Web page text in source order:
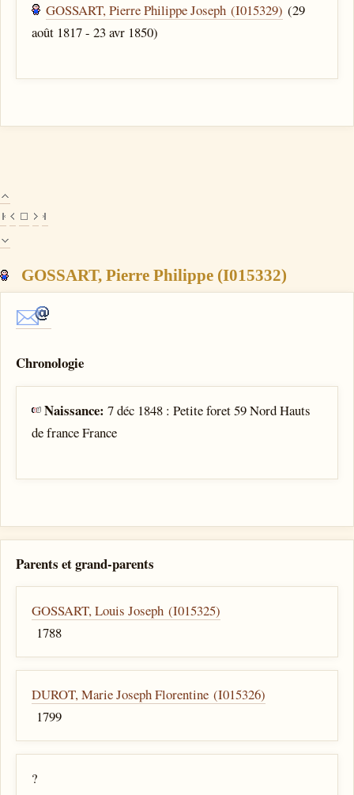
GOSSART, Pierre Philippe Joseph (I015329) (29
août 1817 - 23 avr 1850)
GOSSART, Pierre Philippe (I015332)
Chronologie
Naissance:7 déc 1848 : Petite foret 59 Nord Hauts
de france France
Parents et grand-parents
GOSSART, Louis Joseph (I015325)
1788
DUROT, Marie Joseph Florentine (I015326)
1799
?